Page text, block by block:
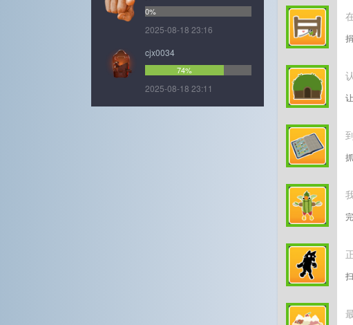
0%
2025-08-18 23:16
cjx0034
74%
2025-08-18 23:11